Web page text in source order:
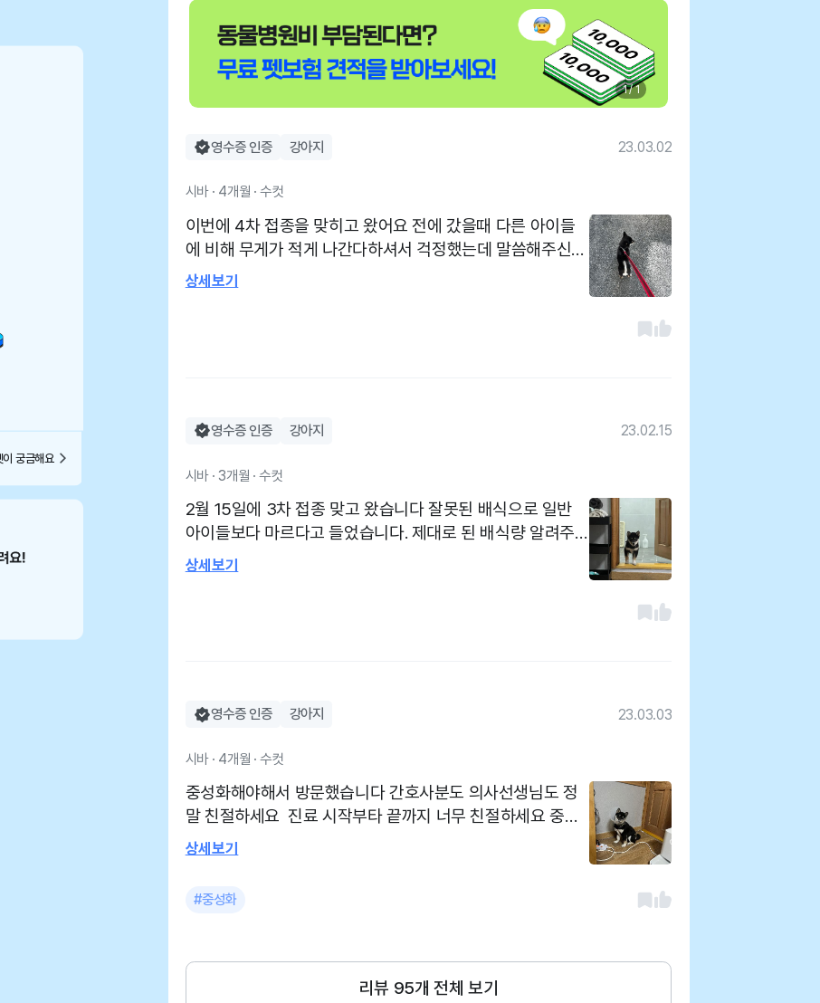
이 궁금해요
1 / 1
영수증 인증 강아지 23.03.02
시바 · 4개월 · 수컷
이번에 4차 접종을 맞히고 왔어요 전에 갔을때 다른 아이들
에 비해 무게가 적게 나간다하셔서 걱정했는데 말씀해주신대
로 밥량 조절하고 하니까 정상 무게 5.5키로 까지 늘었어요
상세보기
영수증 인증 강아지 23.02.15
시바 · 3개월 · 수컷
2월 15일에 3차 접종 맞고 왔습니다 잘못된 배식으로 일반
아이들보다 마르다고 들었습니다. 제대로 된 배식량 알려주
시고 간호원분도 너무 친절하셨어요 정말 친절하시고 좋았
상세보기
영수증 인증 강아지 23.03.03
시바 · 4개월 · 수컷
중성화해야해서 방문했습니다 간호사분도 의사선생님도 정
말 친절하세요 진료 시작부타 끝까지 너무 친절하세요 중성
화 외적으로 문제있는 부분도 검사해주시고 치료까지 해주셨
상세보기
#중성화
리뷰 95개 전체 보기